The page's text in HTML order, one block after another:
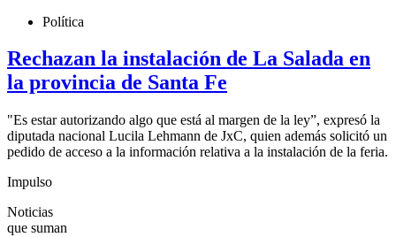
Política
Rechazan la instalación de La Salada en
la provincia de Santa Fe
"Es estar autorizando algo que está al margen de la ley”, expresó la
diputada nacional Lucila Lehmann de JxC, quien además solicitó un
pedido de acceso a la información relativa a la instalación de la feria.
Impulso
Noticias
que suman